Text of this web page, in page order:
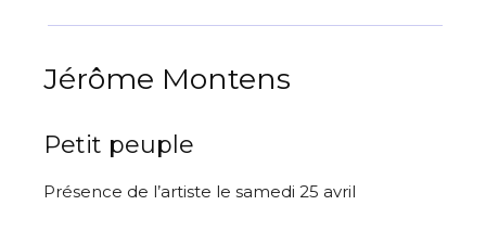
Jérôme Montens
Petit peuple
Présence de l’artiste le samedi 25 avril